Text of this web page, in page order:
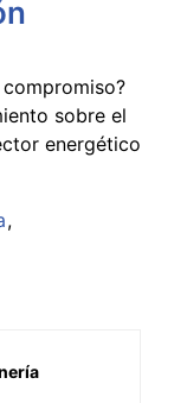
sobre el
energético